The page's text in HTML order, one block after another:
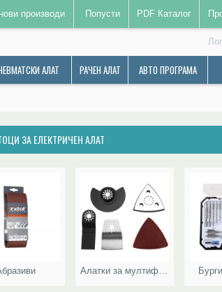
производи Попусти PDF Каталог
АЛАТ РАЧЕН АЛАТ АВТО ПРОГРАМА
ЗА ЕЛЕКТРИЧЕН АЛАТ